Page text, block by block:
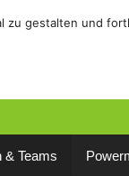
/ MTB
& Teams
zu gestalten und